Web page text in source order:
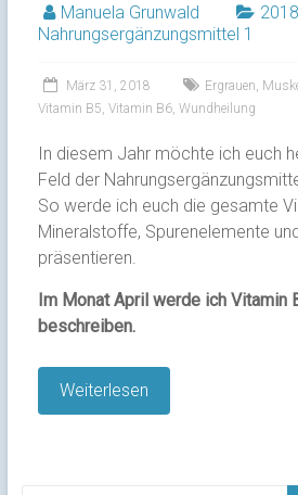
Manuela Grunwald
2018
Nahrungsergänzungsmittel 1
März 31, 2018 Ergrauen
Vitamin B5 Vitamin B6, Wundheilung
In diesem Jahr möchte ich euch
Feld der
So werde ich euch die gesamte
Mineralstoffe, Spurenelemente
präsentieren.
Im Monat April werde ich Vitamin
beschreiben.
Weiterlesen